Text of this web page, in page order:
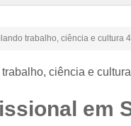
trabalho, ciência e cultura 4
ciência e cultura
em